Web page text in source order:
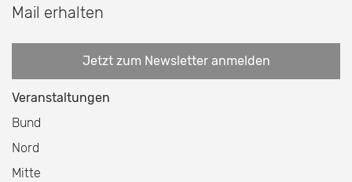
Mail erhalten
Jetzt zum Newsletter anmelden
Veranstaltungen
Bund
Nord
Mitte